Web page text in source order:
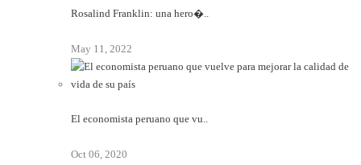
Rosalind Franklin: una hero�..
May 11, 2022
El economista peruano que vu..
Oct 06, 2020